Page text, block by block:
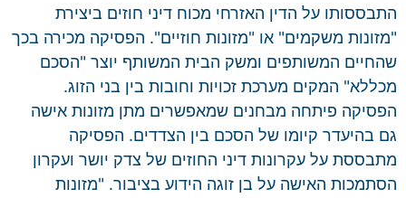
התבססותו על הדין האזרחי מכוח דיני חוזים ביצירת
"מזונות משקמים" או "מזונות חוזיים". הפסיקה מכירה בכך
שהחיים המשותפים ומשק הבית המשותף יוצר "הסכם
מכללא" המקים מערכת זכויות וחובות בין בני הזוג.
הפסיקה פיתחה מבחנים שמאפשרים מתן מזונות אישה
גם בהיעדר קיומו של הסכם בין הצדדים. הפסיקה
מתבססת על עקרונות דיני החוזים של צדק יושר ועקרון
הסתמכות האישה על בן זוגה הידוע בציבור. "מזונות